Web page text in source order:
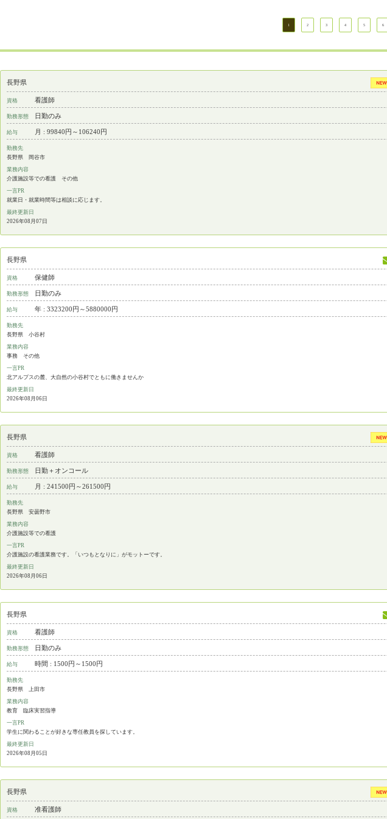
1 2 3 4 5 6
長野県
資格 看護師
勤務形態 日勤のみ
給与 月 : 99840円～106240円
勤務先
長野県 岡谷市
業務内容
介護施設等での看護 その他
一言PR
就業日・就業時間等は相談に応じます。
最終更新日
2026年08月07日
長野県
資格 保健師
勤務形態 日勤のみ
給与 年 : 3323200円～5880000円
勤務先
長野県 小谷村
業務内容
事務 その他
一言PR
北アルプスの麓、大自然の小谷村でともに働きませんか
最終更新日
2026年08月06日
長野県
資格 看護師
勤務形態 日勤＋オンコール
給与 月 : 241500円～261500円
勤務先
長野県 安曇野市
業務内容
介護施設等での看護
一言PR
介護施設の看護業務です。「いつもとなりに」がモットーです。
最終更新日
2026年08月06日
長野県
資格 看護師
勤務形態 日勤のみ
給与 時間 : 1500円～1500円
勤務先
長野県 上田市
業務内容
教育 臨床実習指導
一言PR
学生に関わることが好きな専任教員を探しています。
最終更新日
2026年08月05日
長野県
資格 准看護師